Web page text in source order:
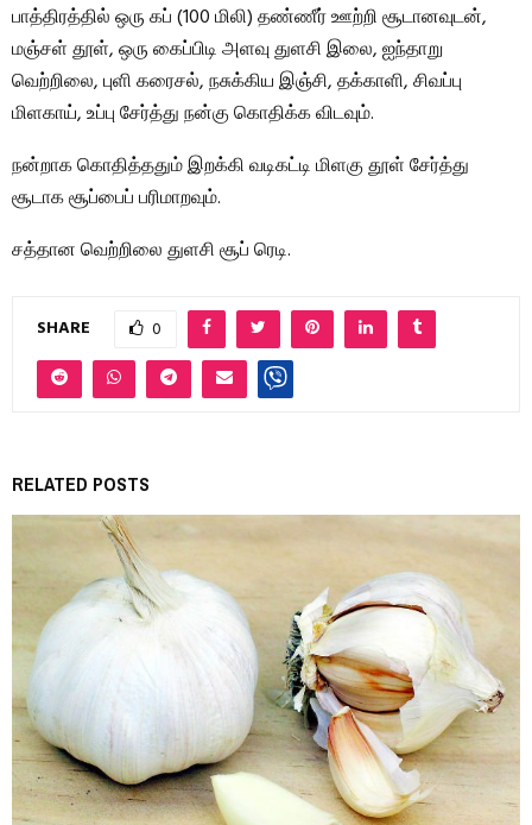
பாத்திரத்தில் ஒரு கப் (100 மிலி) தண்ணீர் ஊற்றி சூடானவுடன்,
மஞ்சள் தூள், ஒரு கைப்பிடி அளவு துளசி இலை, ஐந்தாறு
வெற்றிலை, புளி கரைசல், நசுக்கிய இஞ்சி, தக்காளி, சிவப்பு
மிளகாய், உப்பு சேர்த்து நன்கு கொதிக்க விடவும்.
நன்றாக கொதித்ததும் இறக்கி வடிகட்டி மிளகு தூள் சேர்த்து
சூடாக சூப்பைப் பரிமாறவும்.
சத்தான வெற்றிலை துளசி சூப் ரெடி.
SHARE 0
RELATED POSTS